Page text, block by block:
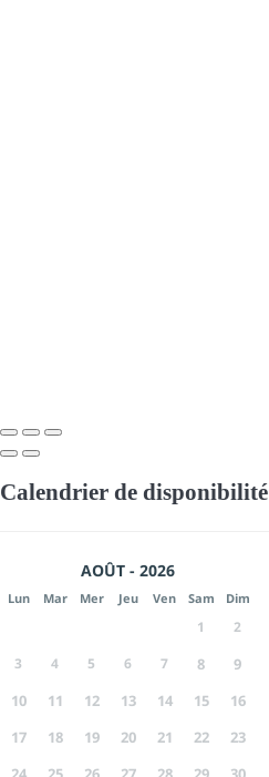
Calendrier de disponibilité
AOÛT - 2026
Lun Mar Mer Jeu Ven Sam Dim
1
2
3
4 5 6 7 8
9
10
11 12 13 14 15
16
17
18 19 20 21 22
23